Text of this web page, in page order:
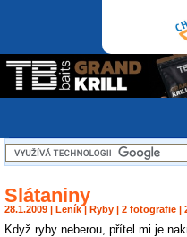
Slátaniny
28.1.2009 | Leník| Ryby | 2 fotografie |
Když ryby neberou, přítel mi je